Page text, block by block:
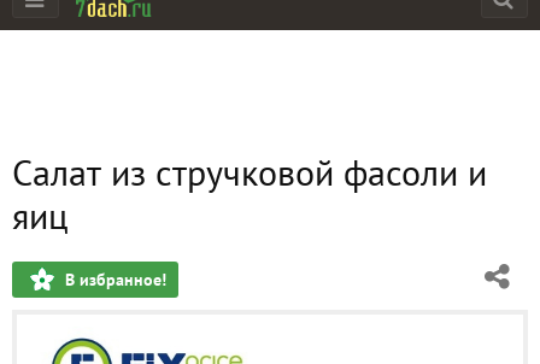
Салат из стручковой фасоли и
яиц
В избранное!